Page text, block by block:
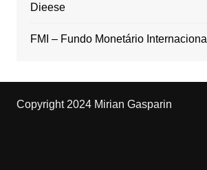
Dieese
FMI – Fundo Monetário Internacional
Copyright 2024 Mirian Gasparin